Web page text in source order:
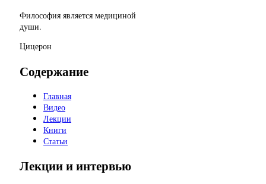
Философия является медициной
души.
Цицерон
Содержание
Главная
Видео
Лекции
Книги
Статьи
Лекции и интервью